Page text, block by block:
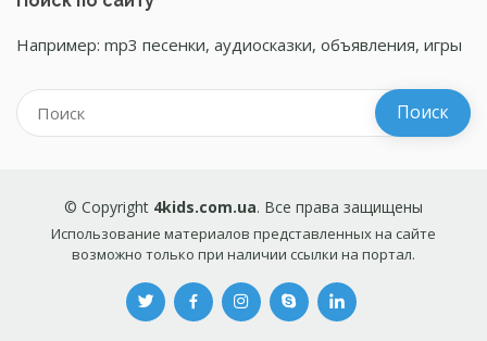
Например: mp3 песенки, аудиосказки, объявления, игры
© Copyright 4kids.com.ua. Все права защищены
Использование материалов представленных на сайте
возможно только при наличии ссылки на портал.